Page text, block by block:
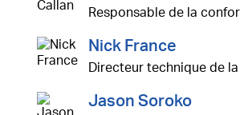
Responsable de la
Nick France
Directeur technique de la
Jason Soroko